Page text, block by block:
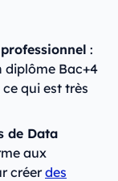
:
diplôme Bac+4
qui est très
de Data
aux
créerdes